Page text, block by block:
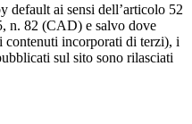
default ai sensi dell’articolo 52
n. 82 (CAD) e salvo dove
contenuti incorporati di terzi), i
sul sito sono rilasciati